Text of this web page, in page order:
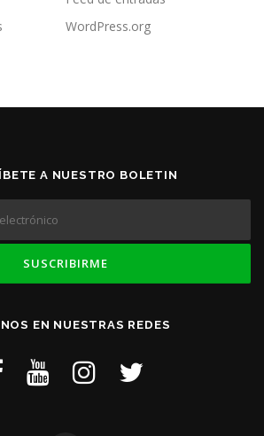
WordPress.org
A NUESTRO BOLETIN
EN NUESTRAS REDES